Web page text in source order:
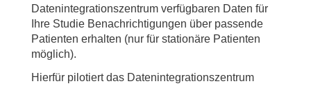
Datenintegrationszentrum verfügbaren Daten für
Ihre Studie Benachrichtigungen über passende
Patienten erhalten (nur für stationäre Patienten
möglich).
Hierfür pilotiert das Datenintegrationszentrum